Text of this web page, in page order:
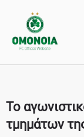
Το
τμημάτων